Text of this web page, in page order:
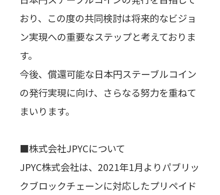
おり、この度の共同検討は将来的なビジョ
ン実現への重要なステップと考えておりま
す。
今後、償還可能な日本円ステーブルコイン
の発行実現に向け、さらなる努力を重ねて
まいります。
■株式会社JPYCについて
JPYC株式会社は、2021年1月よりパブリッ
クブロックチェーンに対応したプリペイド